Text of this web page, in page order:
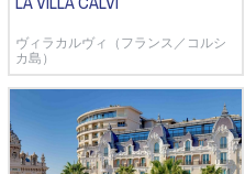
ヴィラカルヴィ（フランス／コルシ
カ島）